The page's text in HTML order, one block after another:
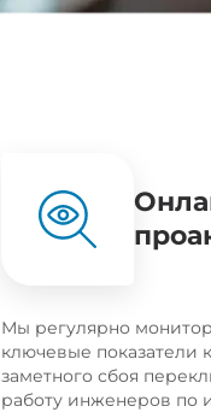
Мы регулярно
ключевые показатели
заметного сбоя
работу инженеров по